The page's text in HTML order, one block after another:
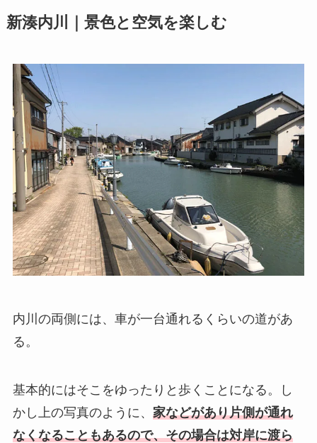
新湊内川｜景色と空気を楽しむ
内川の両側には、車が一台通れるくらいの道があ
る。
基本的にはそこをゆったりと歩くことになる。し
かし上の写真のように、 家などがあり片側が通れ
なくなることもあるので、その場合は対岸に渡ら